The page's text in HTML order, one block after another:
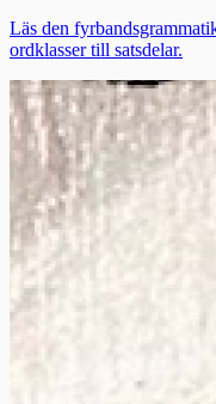
Läs den
ordklasser till satsdelar.